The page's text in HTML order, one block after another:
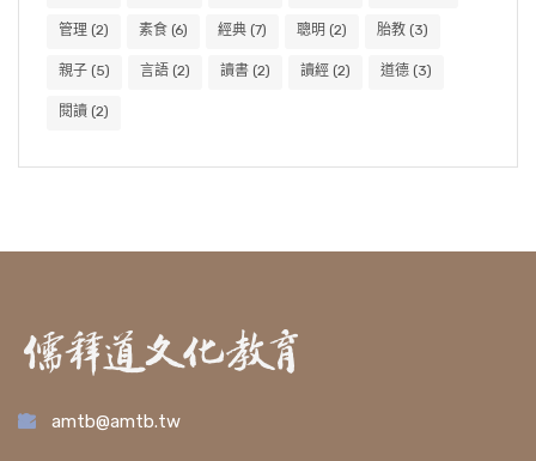
管理 (2) 素食 (6) 經典 (7) 聰明 (2) 胎教 (3)
親子 (5) 言語 (2) 讀書 (2) 讀經 (2) 道德 (3)
閱讀 (2)
amtb@amtb.tw